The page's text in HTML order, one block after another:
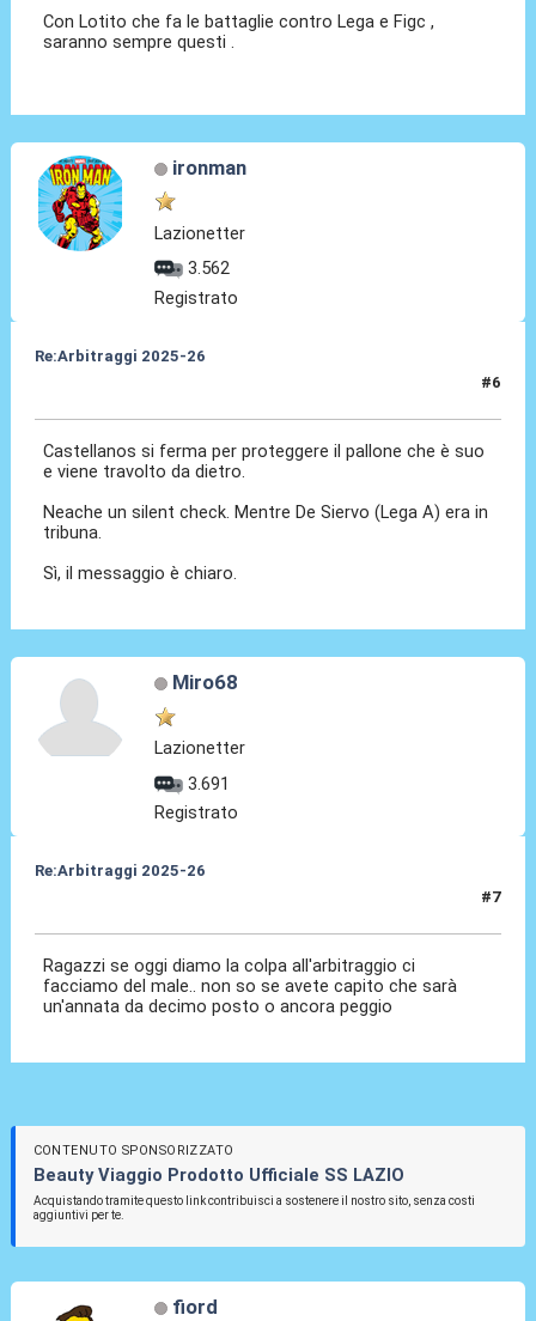
Con Lotito che fa le battaglie contro Lega e Figc ,
saranno sempre questi .
ironman
Lazionetter
3.562
Registrato
Re:Arbitraggi 2025-26
#6
Castellanos si ferma per proteggere il pallone che è suo
e viene travolto da dietro.
Neache un silent check. Mentre De Siervo (Lega A) era in
tribuna.
Sì, il messaggio è chiaro.
Miro68
Lazionetter
3.691
Registrato
Re:Arbitraggi 2025-26
#7
Ragazzi se oggi diamo la colpa all'arbitraggio ci
facciamo del male.. non so se avete capito che sarà
un'annata da decimo posto o ancora peggio
CONTENUTO SPONSORIZZATO
Beauty Viaggio Prodotto Ufficiale SS LAZIO
Acquistando tramite questo link contribuisci a sostenere il nostro sito, senza costi
aggiuntivi per te.
fiord